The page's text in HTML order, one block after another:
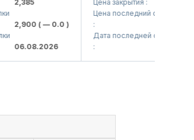
2,385
2,900( — 0.0 )
06.08.2026
Цена закрытия :
Цена последний сделки
Дата последней сделки